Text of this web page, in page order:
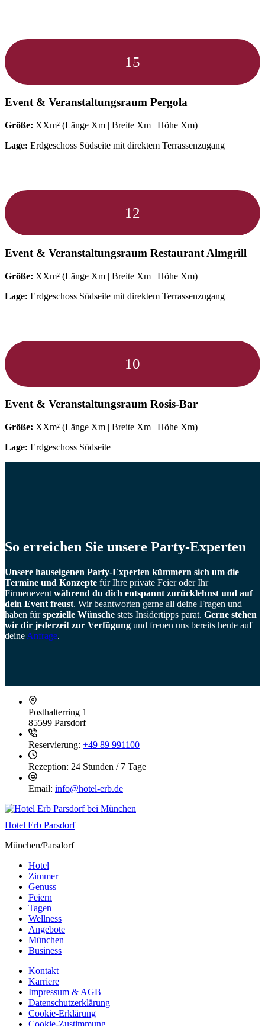
15
Event & Veranstaltungsraum Pergola
Größe: XXm² (Länge Xm | Breite Xm | Höhe Xm)
Lage: Erdgeschoss Südseite mit direktem Terrassenzugang
12
Event & Veranstaltungsraum Restaurant Almgrill
Größe: XXm² (Länge Xm | Breite Xm | Höhe Xm)
Lage: Erdgeschoss Südseite mit direktem Terrassenzugang
10
Event & Veranstaltungsraum Rosis-Bar
Größe: XXm² (Länge Xm | Breite Xm | Höhe Xm)
Lage: Erdgeschoss Südseite
So erreichen Sie unsere Party-Experten
Unsere hauseigenen Party-Experten kümmern sich um die
Termine und Konzepte für Ihre private Feier oder Ihr
Firmenevent während du dich entspannt zurücklehnst und auf
dein Event freust. Wir beantworten gerne all deine Fragen und
haben fürspezielle Wünsche stets Insidertipps parat. Gerne stehen
wir dir jederzeit zur Verfügung und freuen uns bereits heute auf
deine Anfrage.
Posthalterring 1
85599 Parsdorf
Reservierung: +49 89 991100
Rezeption: 24 Stunden / 7 Tage
Email: info@hotel-erb.de
Hotel Erb Parsdorf
München/Parsdorf
Hotel
Zimmer
Genuss
Feiern
Tagen
Wellness
Angebote
München
Business
Kontakt
Karriere
Impressum & AGB
Datenschutzerklärung
Cookie-Erklärung
Cookie-Zustimmung